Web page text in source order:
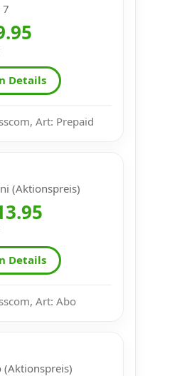
7
Details
Art: Prepaid
(Aktionspreis)
Details
Art: Abo
(Aktionspreis)